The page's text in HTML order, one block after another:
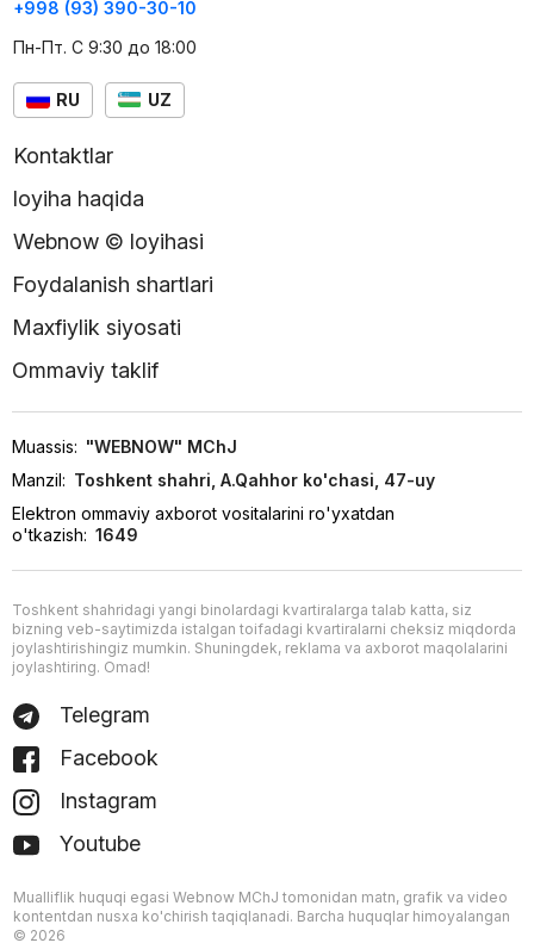
+998 (93) 390-30-10
Пн-Пт. С 9:30 до 18:00
RU UZ
Kontaktlar
loyiha haqida
Webnow © loyihasi
Foydalanish shartlari
Maxfiylik siyosati
Ommaviy taklif
Muassis: "WEBNOW" MChJ
Manzil: Toshkent shahri, A.Qahhor ko'chasi, 47-uy
Elektron ommaviy axborot vositalarini ro'yxatdan
o'tkazish: 1649
Toshkent shahridagi yangi binolardagi kvartiralarga talab katta, siz
bizning veb-saytimizda istalgan toifadagi kvartiralarni cheksiz miqdorda
joylashtirishingiz mumkin. Shuningdek, reklama va axborot maqolalarini
joylashtiring. Omad!
Telegram
Facebook
Instagram
Youtube
Mualliflik huquqi egasi Webnow MChJ tomonidan matn, grafik va video
kontentdan nusxa ko'chirish taqiqlanadi. Barcha huquqlar himoyalangan
© 2026